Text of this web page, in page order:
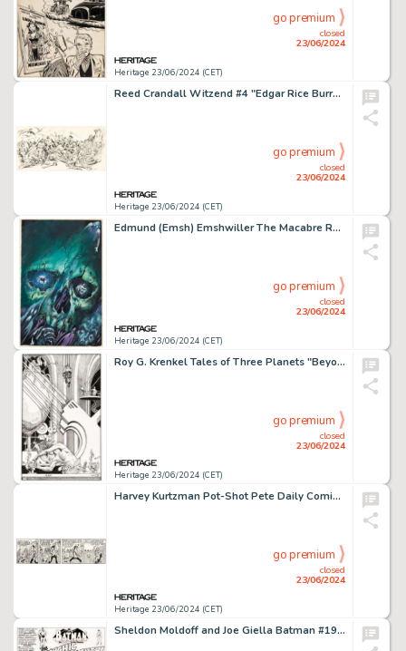
Heritage 23/06/2024 (CET)
closed
23/06/2024
go premium
Reed Crandall Witzend #4 "Edgar Rice Burroughs Part Three" Illustration Original Art (Wallace Wood, 1968).
Heritage 23/06/2024 (CET)
closed
23/06/2024
go premium
Edmund (Emsh) Emshwiller The Macabre Reader Cover Preliminary Painting Original Art (Ace, 1959).
Heritage 23/06/2024 (CET)
closed
23/06/2024
go premium
Roy G. Krenkel Tales of Three Planets "Beyond the Farthest Star" Story Illustration Original Art (Canaveral Press, 1964).
Heritage 23/06/2024 (CET)
closed
23/06/2024
go premium
Harvey Kurtzman Pot-Shot Pete Daily Comic Strip Pilot Episode Original Art (c. 1949-50).
Heritage 23/06/2024 (CET)
closed
23/06/2024
go premium
Sheldon Moldoff and Joe Giella Batman #196 Splash Page 1 Original Art (DC, 1967).